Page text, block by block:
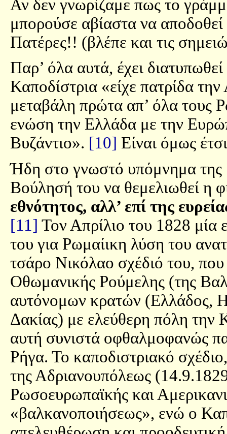
Αν δεν γνωρίζαμε πως το
μπορούσε αβίαστα να
Πατέρες!! (βλέπε και τις
Παρ’ όλα αυτά, έχει
Καποδίστρια «είχε πατρίδα
μεταβάλη πρώτα απ’ όλα τους
ενώση την Ελλάδα με την
Βυζάντιο». [10] Είναι όμως
Ήδη στο γνωστό υπόμνημα της
Βούλησή του να θεμελιωθεί η
εθνότητος, αλλ’ επί της
[11] Τον Απρίλιο του 1828 μία
του για Ρωμαίικη λύση του
τσάρο Νικόλαο σχέδιό του,
Οθωμανικής Ρούμελης (της
αυτόνομων κρατών (Ελλάδος,
Δακίας) με ελεύθερη πόλη
αυτή συνιστά οφθαλμοφανώς
Ρήγα. Το καποδιστριακό
της Αδριανουπόλεως
Ρωσοευρωπαϊκής και
«βαλκανοποιήσεως», ενώ ο